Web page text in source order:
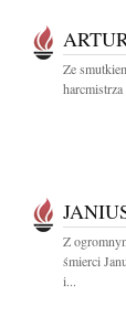
Ze
Z
śmierci
i...